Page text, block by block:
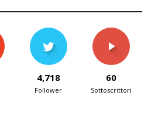
4,718
Follower
60
Sottoscrittori